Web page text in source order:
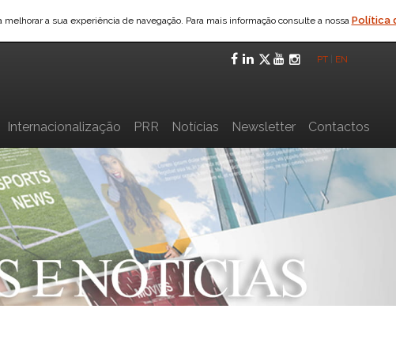
a sua experiência de navegação. Para mais informação consulte a nossa Política
Facebook
LinkedIn
Twitter
YouTube
PT EN
Internacionalização PRR Notícias Newsletter Contactos